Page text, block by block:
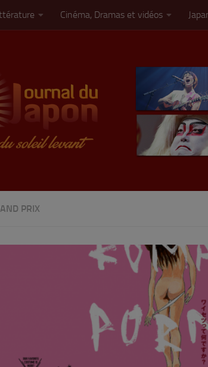
Cinéma, Dramas et vidéos
PRIX